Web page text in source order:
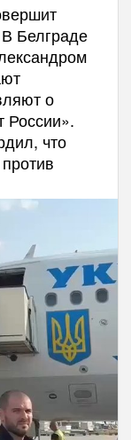
Белграде
о
России».
что